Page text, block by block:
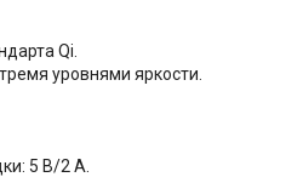
Qi.
уровнями яркости.
5 В/2 A.